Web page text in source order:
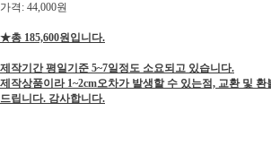
가격: 44,000원
★총 185,600원입니다.
제작기간 평일기준 5~7일정도 소요되고 있습니다.
제작상품이라 1~2cm오차가 발생할 수 있는점, 교환 및
드립니다. 감사합니다.